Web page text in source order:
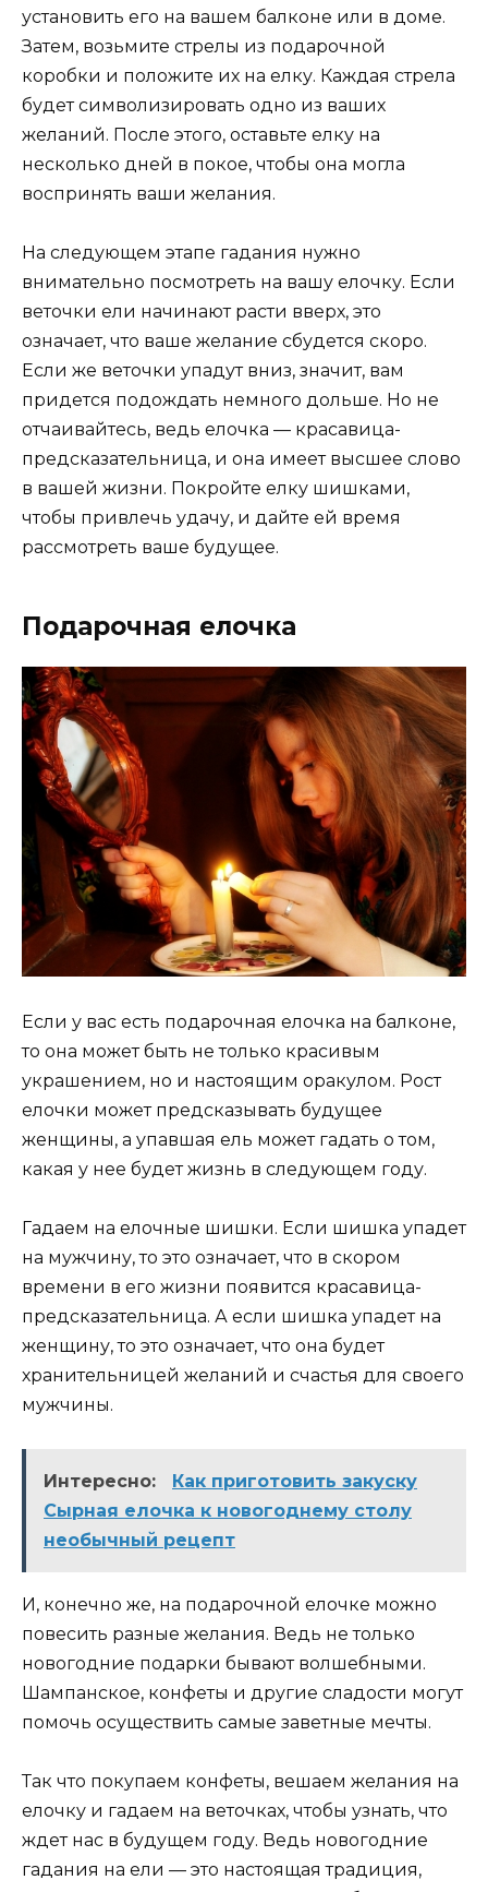
установить его на вашем балконе или в доме.
Затем, возьмите стрелы из подарочной
коробки и положите их на елку. Каждая стрела
будет символизировать одно из ваших
желаний. После этого, оставьте елку на
несколько дней в покое, чтобы она могла
воспринять ваши желания.
На следующем этапе гадания нужно
внимательно посмотреть на вашу елочку. Если
веточки ели начинают расти вверх, это
означает, что ваше желание сбудется скоро.
Если же веточки упадут вниз, значит, вам
придется подождать немного дольше. Но не
отчаивайтесь, ведь елочка — красавица-
предсказательница, и она имеет высшее слово
в вашей жизни. Покройте елку шишками,
чтобы привлечь удачу, и дайте ей время
рассмотреть ваше будущее.
Подарочная елочка
Если у вас есть подарочная елочка на балконе,
то она может быть не только красивым
украшением, но и настоящим оракулом. Рост
елочки может предсказывать будущее
женщины, а упавшая ель может гадать о том,
какая у нее будет жизнь в следующем году.
Гадаем на елочные шишки. Если шишка упадет
на мужчину, то это означает, что в скором
времени в его жизни появится красавица-
предсказательница. А если шишка упадет на
женщину, то это означает, что она будет
хранительницей желаний и счастья для своего
мужчины.
Интересно:
Как приготовить закуску
Сырная елочка к новогоднему столу
необычный рецепт
И, конечно же, на подарочной елочке можно
повесить разные желания. Ведь не только
новогодние подарки бывают волшебными.
Шампанское, конфеты и другие сладости могут
помочь осуществить самые заветные мечты.
Так что покупаем конфеты, вешаем желания на
елочку и гадаем на веточках, чтобы узнать, что
ждет нас в будущем году. Ведь новогодние
гадания на ели — это настоящая традиция,